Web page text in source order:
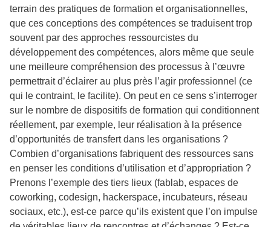
terrain des pratiques de formation et organisationnelles,
que ces conceptions des compétences se traduisent trop
souvent par des approches ressourcistes du
développement des compétences, alors même que seule
une meilleure compréhension des processus à l’œuvre
permettrait d’éclairer au plus près l’agir professionnel (ce
qui le contraint, le facilite). On peut en ce sens s’interroger
sur le nombre de dispositifs de formation qui conditionnent
réellement, par exemple, leur réalisation à la présence
d’opportunités de transfert dans les organisations ?
Combien d’organisations fabriquent des ressources sans
en penser les conditions d’utilisation et d’appropriation ?
Prenons l’exemple des tiers lieux (fablab, espaces de
coworking, codesign, hackerspace, incubateurs, réseau
sociaux, etc.), est-ce parce qu’ils existent que l’on impulse